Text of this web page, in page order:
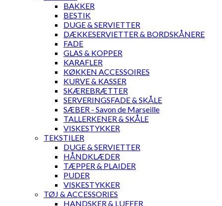
BAKKER
BESTIK
DUGE & SERVIETTER
DÆKKESERVIETTER & BORDSKÅNERE
FADE
GLAS & KOPPER
KARAFLER
KØKKEN ACCESSOIRES
KURVE & KASSER
SKÆREBRÆTTER
SERVERINGSFADE & SKÅLE
SÆBER - Savon de Marseille
TALLERKENER & SKÅLE
VISKESTYKKER
TEKSTILER
DUGE & SERVIETTER
HÅNDKLÆDER
TÆPPER & PLAIDER
PUDER
VISKESTYKKER
TØJ & ACCESSORIES
HANDSKER & LUFFER